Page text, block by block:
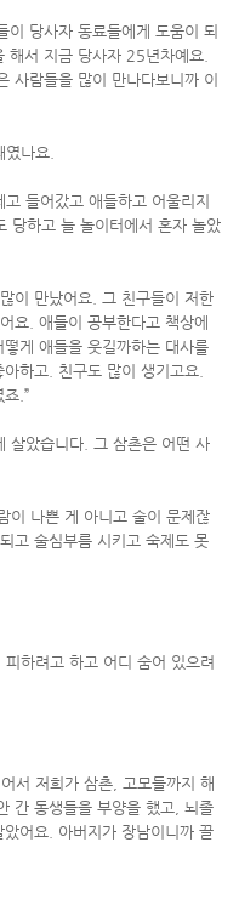
이 당사자 동료들에게 도움이 되
해서 지금 당사자 25년차예요.
사람들을 많이 만나다보니까 이
나요.
들어갔고 애들하고 어울리지
당하고 늘 놀이터에서 혼자 놀았
이 만났어요. 그 친구들이 저한
요. 애들이 공부한다고 책상에
게 애들을 웃길까하는 대사를
하고. 친구도 많이 생기고요.
.”
살았습니다. 그 삼촌은 어떤 사
이 나쁜 게 아니고 술이 문제잖
고 술심부름 시키고 숙제도 못
하려고 하고 어디 숨어 있으려
서 저희가 삼촌, 고모들까지 해
간 동생들을 부양을 했고, 뇌졸
어요. 아버지가 장남이니까 끌